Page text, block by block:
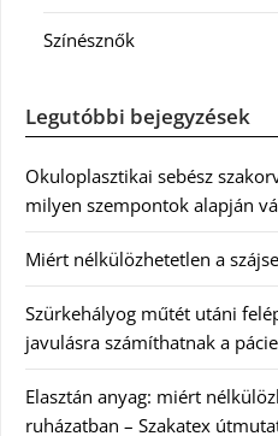
Színésznők
Legutóbbi bejegyzések
Okuloplasztikai sebész
milyen szempontok alapján
Miért nélkülözhetetlen a
Szürkehályog műtét utáni
javulásra számíthatnak a
Elasztán anyag: miért
ruházatban – Szakatex